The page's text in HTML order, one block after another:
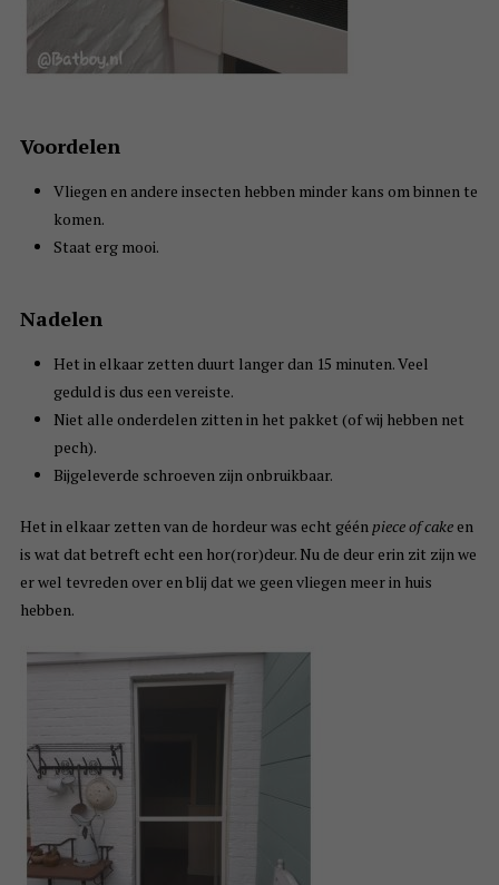
Voordelen
Vliegen en andere insecten hebben minder kans om binnen te
komen.
Staat erg mooi.
Nadelen
Het in elkaar zetten duurt langer dan 15 minuten. Veel
geduld is dus een vereiste.
Niet alle onderdelen zitten in het pakket (of wij hebben net
pech).
Bijgeleverde schroeven zijn onbruikbaar.
Het in elkaar zetten van de hordeur was echt géénpiece of cakeen
is wat dat betreft echt een hor(ror)deur. Nu de deur erin zit zijn we
er wel tevreden over en blij dat we geen vliegen meer in huis
hebben.